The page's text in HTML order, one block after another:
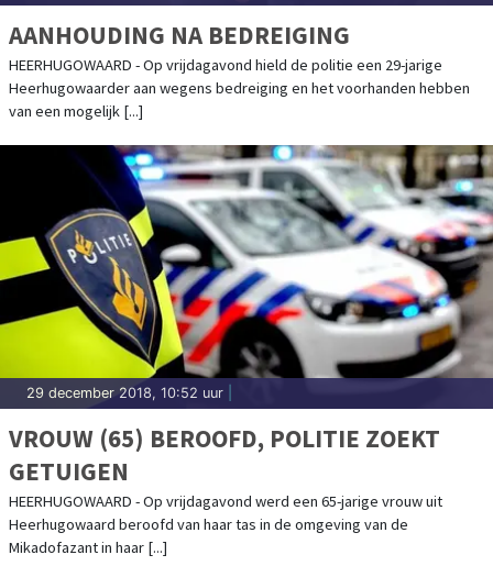
AANHOUDING NA BEDREIGING
HEERHUGOWAARD - Op vrijdagavond hield de politie een 29-jarige
Heerhugowaarder aan wegens bedreiging en het voorhanden hebben
van een mogelijk [...]
29 december 2018, 10:52 uur
VROUW (65) BEROOFD, POLITIE ZOEKT
GETUIGEN
HEERHUGOWAARD - Op vrijdagavond werd een 65-jarige vrouw uit
Heerhugowaard beroofd van haar tas in de omgeving van de
Mikadofazant in haar [...]